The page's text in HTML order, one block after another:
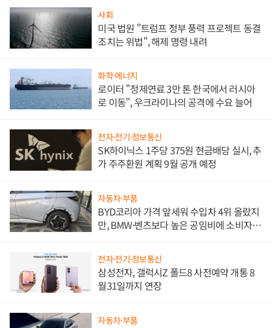
사회
미국 법원 "트럼프 정부 풍력 프로젝트 동결
조치는 위법", 해제 명령 내려
화학·에너지
로이터 "정제연료 3만 톤 한국에서 러시아
로 이동", 우크라이나의 공격에 수요 늘어
전자·전기·정보통신
SK하이닉스 1주당 375원 현금배당 실시, 추
가 주주환원 계획 9월 공개 예정
자동차·부품
BYD코리아 가격 앞세워 수입차 4위 올랐지
만, BMW·벤츠보다 높은 공임비에 소비자
전자·전기·정보통신
삼성전자, 갤럭시Z 폴드8 사전예약 개통 8
월31일까지 연장
자동차·부품